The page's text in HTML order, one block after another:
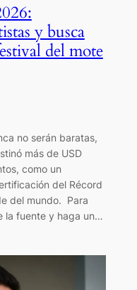
y busca
del mote
no serán baratas,
más de USD
como un
del Récord
del mundo. Para
la fuente y haga un…